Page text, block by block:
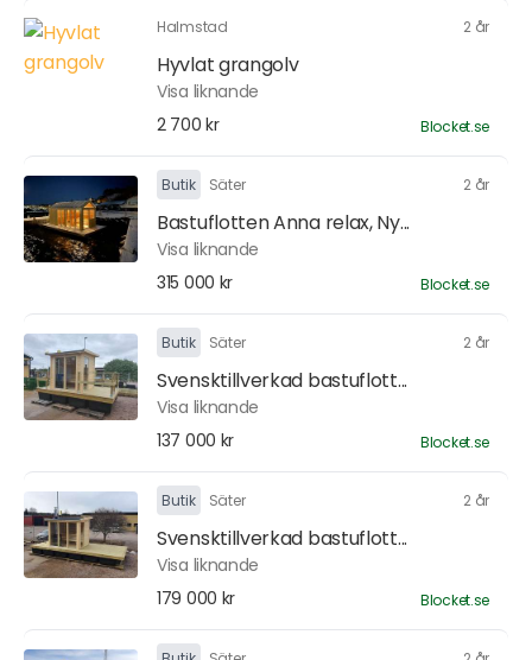
Halmstad 2 år
Hyvlat grangolv
Visa liknande
2 700 kr
Blocket.se
Butik Säter 2 år
Bastuflotten Anna relax, Ny...
Visa liknande
315 000 kr
Blocket.se
Butik Säter 2 år
Svensktillverkad bastuflott...
Visa liknande
137 000 kr
Blocket.se
Butik Säter 2 år
Svensktillverkad bastuflott...
Visa liknande
179 000 kr
Blocket.se